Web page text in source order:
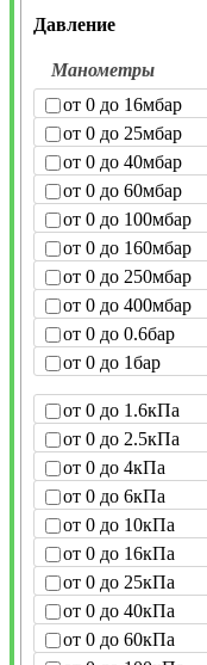
Давление
Манометры
от 0 до 16мбар
от 0 до 25мбар
от 0 до 40мбар
от 0 до 60мбар
от 0 до 100мбар
от 0 до 160мбар
от 0 до 250мбар
от 0 до 400мбар
от 0 до 0.6бар
от 0 до 1бар
от 0 до 1.6кПа
от 0 до 2.5кПа
от 0 до 4кПа
от 0 до 6кПа
от 0 до 10кПа
от 0 до 16кПа
от 0 до 25кПа
от 0 до 40кПа
от 0 до 60кПа